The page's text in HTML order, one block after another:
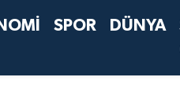
SPOR DÜNYA